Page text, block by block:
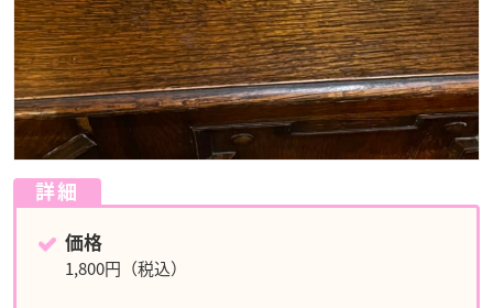
詳細
価格
1,800円（税込）